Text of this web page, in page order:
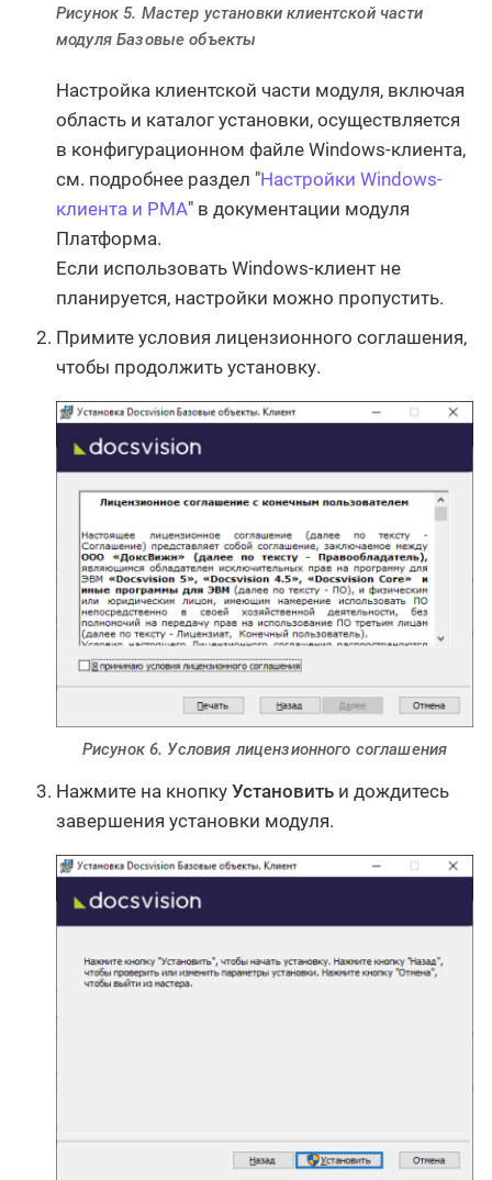
Рисунок 5. Мастер установки клиентской части
модуля Базовые объекты
Настройка клиентской части модуля, включая
область и каталог установки, осуществляется
в конфигурационном файле Windows-клиента,
см. подробнее раздел "Настройки Windows-
клиента и РМА" в документации модуля
Платформа.
Если использовать Windows-клиент не
планируется, настройки можно пропустить.
Примите условия лицензионного соглашения,
чтобы продолжить установку.
Рисунок 6. Условия лицензионного соглашения
Нажмите на кнопку Установить и дождитесь
завершения установки модуля.